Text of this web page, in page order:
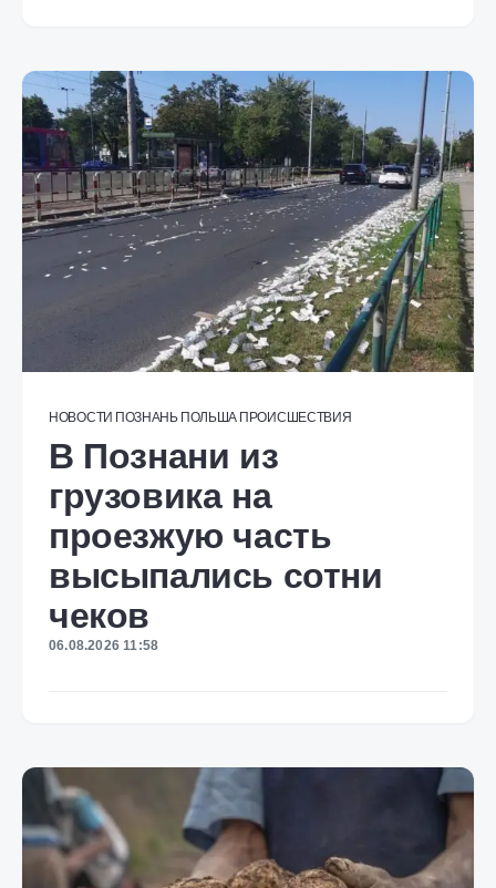
НОВОСТИ ПОЗНАНЬ ПОЛЬША ПРОИСШЕСТВИЯ
В Познани из
грузовика на
проезжую часть
высыпались сотни
чеков
06.08.2026 11:58